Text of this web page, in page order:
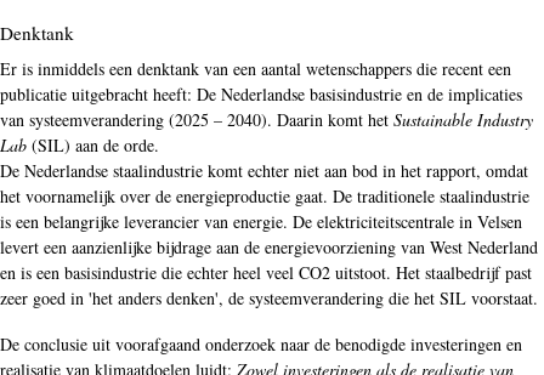
Denktank
Er is inmiddels een denktank van een aantal wetenschappers die recent een
publicatie uitgebracht heeft: De Nederlandse basisindustrie en de implicaties
van systeemverandering (2025 – 2040). Daarin komt het Sustainable Industry
Lab (SIL) aan de orde.
De Nederlandse staalindustrie komt echter niet aan bod in het rapport, omdat
het voornamelijk over de energieproductie gaat. De traditionele staalindustrie
is een belangrijke leverancier van energie. De elektriciteitscentrale in Velsen
levert een aanzienlijke bijdrage aan de energievoorziening van West Nederland
en is een basisindustrie die echter heel veel CO2 uitstoot. Het staalbedrijf past
zeer goed in 'het anders denken', de systeemverandering die het SIL voorstaat.
De conclusie uit voorafgaand onderzoek naar de benodigde investeringen en
realisatie van klimaatdoelen luidt: Zowel investeringen als de realisatie van